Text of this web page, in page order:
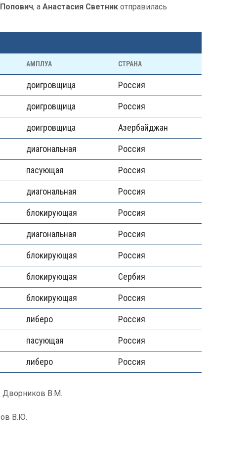
, а Анастасия Светник отправилась
АМПЛУА СТРАНА
доигровщица Россия
доигровщица Россия
доигровщица Азербайджан
диагональная Россия
пасующая Россия
диагональная Россия
блокирующая Россия
диагональная Россия
блокирующая Россия
блокирующая Сербия
блокирующая Россия
либеро Россия
пасующая Россия
либеро Россия
Дворников В.М.
В.Ю.